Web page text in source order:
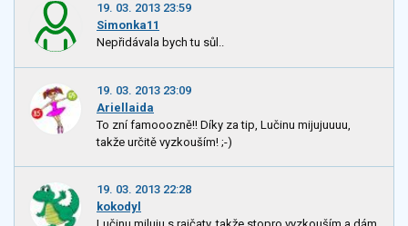
19. 03. 2013 23:59
Simonka11
Nepřidávala bych tu sůl..
19. 03. 2013 23:09
Ariellaida
To zní famooozně!! Díky za tip, Lučinu mijujuuuu,
takže určitě vyzkouším! ;-)
19. 03. 2013 22:28
kokodyl